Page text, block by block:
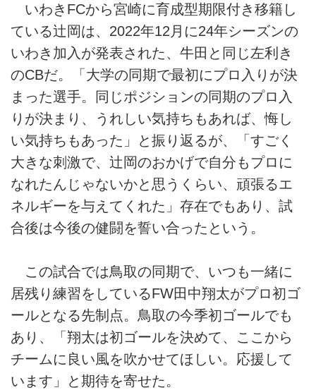
いわきFCから宮崎に育成型期限付き移籍し
ている辻岡は、2022年12月に24年シーズンの
いわき加入が発表された、牛田と同じ左利き
のCBだ。「大学の同期で最初にプロ入りが決
まった選手。同じポジションの同期のプロ入
りが決まり、うれしい気持ちもあれば、悔し
い気持ちもあった」と振り返るが、「すごく
大きな刺激で、辻岡のおかげで自分もプロに
なれたんじゃないかと思うくらい、頑張るエ
ネルギーを与えてくれた」存在でもあり、試
合後は今後の健闘を誓い合ったという。
この試合では鳥取の同期で、いつも一緒に
居残り練習をしているFW田中翔太がプロ初ゴ
ールとなる先制点。鳥取の今季初ゴールでも
あり、「翔太は初ゴールを決めて、ここから
チームに良い風を吹かせてほしい。応援して
います」と期待を寄せた。